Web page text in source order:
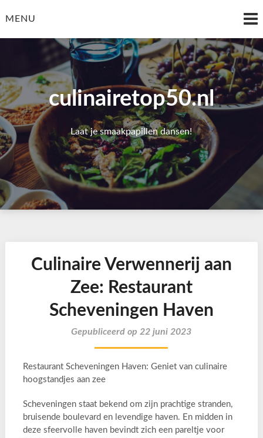
toMENU
culinairetop50.nl
Laat je smaakpapillen dansen!
Culinaire Verwennerij aan
Zee: Restaurant
Scheveningen Haven
Gepubliceerd op 22 juni 2023
Restaurant Scheveningen Haven: Geniet van culinaire
hoogstandjes aan zee
Scheveningen staat bekend om zijn prachtige stranden,
bruisende boulevard en levendige haven. En midden in
deze sfeervolle haven bevindt zich een pareltje voor